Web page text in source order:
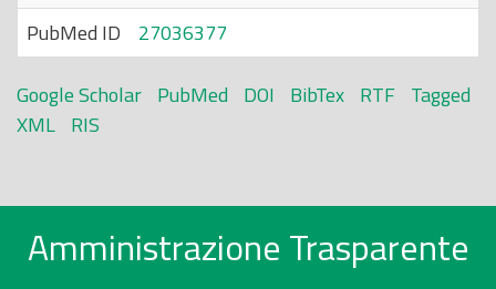
PubMed ID
27036377
Google Scholar PubMed DOI BibTex RTF Tagged
XML RIS
Amministrazione Trasparente